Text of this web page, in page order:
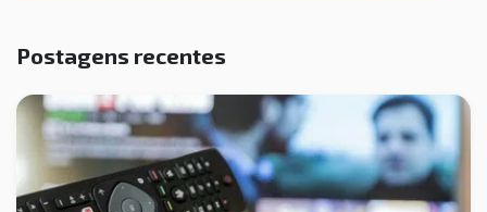
Postagens recentes